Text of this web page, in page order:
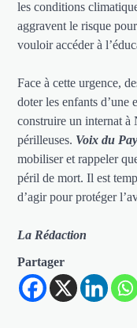
les conditions
aggravent le risque
vouloir accéder à
Face à cette urgence,
doter les enfants d’une
construire un internat à
périlleuses. Voix du
mobiliser et rappeler
péril de mort. Il est
d’agir pour protéger
La Rédaction
Partager